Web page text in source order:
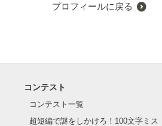
プロフィールに戻る
コンテスト
コンテスト一覧
超短編で謎をしかけろ！100文字ミス